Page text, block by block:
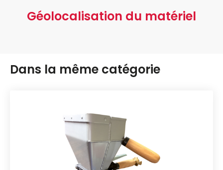
Géolocalisation du matériel
Dans la même catégorie